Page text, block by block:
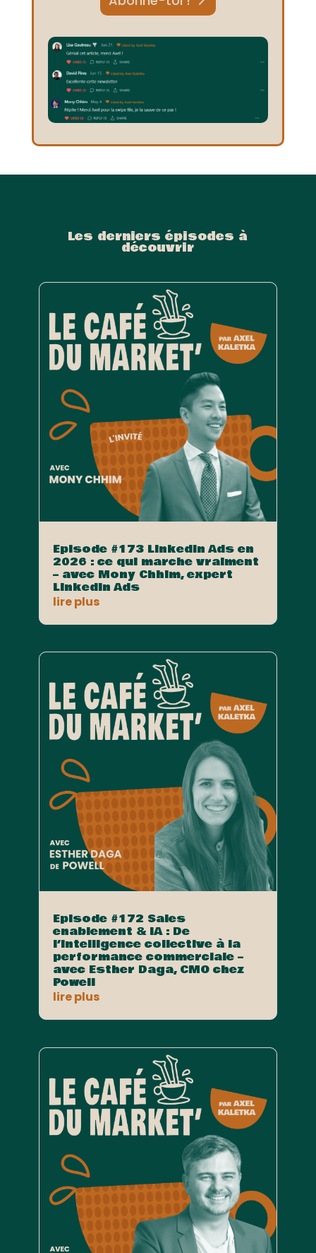
Les derniers épisodes à
découvrir
Episode #173 LinkedIn Ads en
2026 : ce qui marche vraiment
– avec Mony Chhim, expert
LinkedIn Ads
lire plus
Episode #172 Sales
enablement & IA : De
l’intelligence collective à la
performance commerciale –
avec Esther Daga, CMO chez
Powell
lire plus